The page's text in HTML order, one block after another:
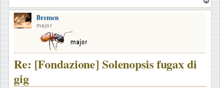
o
o
Bremen
major
Re: [Fondazione] Solenopsis fugax di
gig